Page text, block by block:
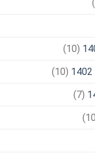
(10)
(10)
(7)